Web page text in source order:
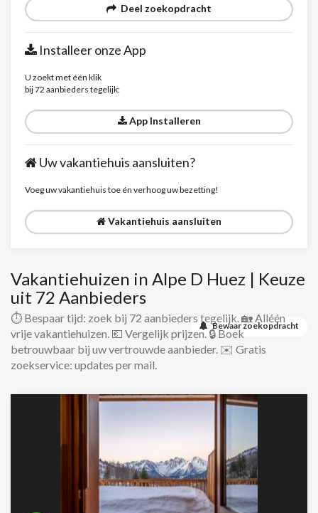
Deel zoekopdracht
Installeer onze App
U zoekt met één klik
bij 72 aanbieders tegelijk:
App Installeren
Uw vakantiehuis aansluiten?
Voeg uw vakantiehuis toe én verhoog uw bezetting!
Vakantiehuis aansluiten
Bewaar zoekopdracht
Vakantiehuizen in Alpe D Huez | Keuze
uit 72 Aanbieders
⏱️ Bespaar tijd: zoek bij 72 aanbieders tegelijk. 🏡 Alléén
vrije vakantiehuizen. 💶 Vergelijk prijzen. 🔒 Boek
betrouwbaar bij uw vertrouwde aanbieder. ✉️ Gratis
zoekservice: updates per mail.